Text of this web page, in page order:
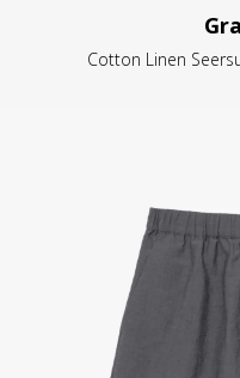
Cotton Linen